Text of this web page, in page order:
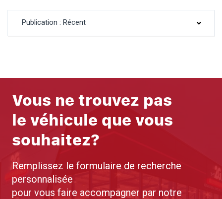
Publication : Récent
Vous ne trouvez pas
le véhicule que vous
souhaitez?
Remplissez le formulaire de recherche
personnalisée
pour vous faire accompagner par notre